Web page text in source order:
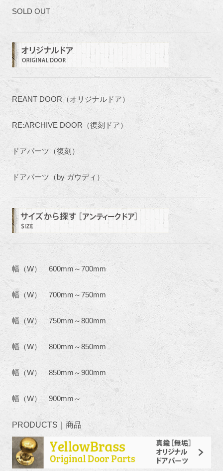
SOLD OUT
REANT DOOR（オリジナルドア）
RE:ARCHIVE DOOR（復刻ドア）
ドアパーツ（復刻）
ドアパーツ（by ガウディ）
幅（W） 600mm～700mm
幅（W） 700mm～750mm
幅（W） 750mm～800mm
幅（W） 800mm～850mm
幅（W） 850mm～900mm
幅（W） 900mm～
PRODUCTS｜商品